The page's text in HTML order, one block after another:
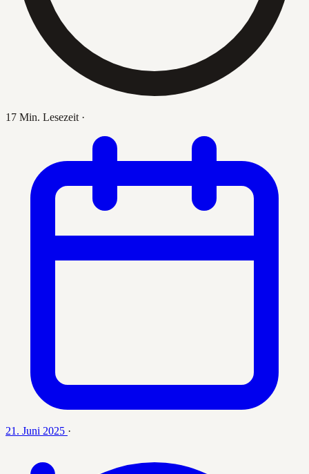
17 Min. Lesezeit ·
21. Juni 2025 ·